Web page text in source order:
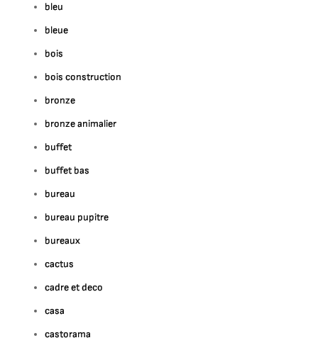
bleu
bleue
bois
bois construction
bronze
bronze animalier
buffet
buffet bas
bureau
bureau pupitre
bureaux
cactus
cadre et deco
casa
castorama